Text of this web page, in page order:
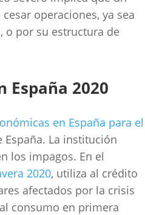
operaciones, ya sea
o por su estructura de
España 2020
en España para el
La institución
los impagos. En el
2020, utiliza al crédito
afectados por la crisis
consumo en primera